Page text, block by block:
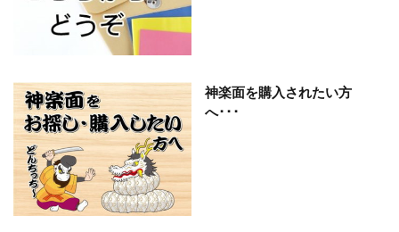
神楽面を購入されたい方
へ･･･